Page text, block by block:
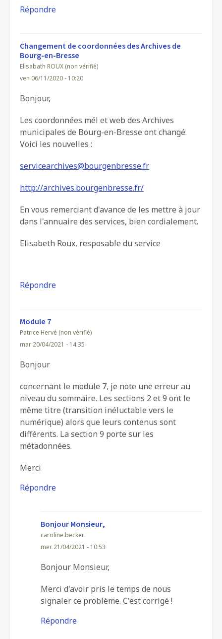
Répondre
Changement de coordonnées des Archives de
Bourg-en-Bresse
Elisabath ROUX (non vérifié)
ven 06/11/2020 - 10:20
Bonjour,
Les coordonnées mél et web des Archives
municipales de Bourg-en-Bresse ont changé.
Voici les nouvelles :
servicearchives@bourgenbresse.fr
http://archives.bourgenbresse.fr/
En vous remerciant d'avance de les mettre à jour
dans l'annuaire des services, bien cordialement.
Elisabeth Roux, resposable du service
Répondre
Module 7
Patrice Hervé (non vérifié)
mar 20/04/2021 - 14:35
Bonjour
concernant le module 7, je note une erreur au
niveau du sommaire. Les sections 2 et 9 ont le
même titre (transition inéluctable vers le
numérique) alors que leurs contenus sont
différents. La section 9 porte sur les
métadonnées.
Merci
Répondre
Bonjour Monsieur,
caroline.becker
mer 21/04/2021 - 10:53
En
à
Module
7
Bonjour Monsieur,
Merci d'avoir pris le temps de nous
signaler ce problème. C'est corrigé !
Répondre